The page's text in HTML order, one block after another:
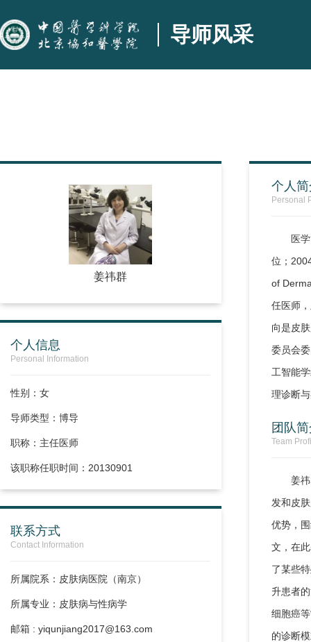
导师风采
姜祎群
个人信息
Personal Information
性别：女
导师类型：博导
职称： 主任医师
该职称任职时间：20130901
联系方式
Contact Information
所属院系：皮肤病医院（南京）
所属专业：皮肤病与性病学
邮箱 : yiqunjiang2017@163.com
个人
Personal
医
位；
of
任医师
向是皮
委员会
工智能
理诊断
团队
Team
姜
发和皮
优势，
文，在
了某些
升患者
细胞癌
的诊断